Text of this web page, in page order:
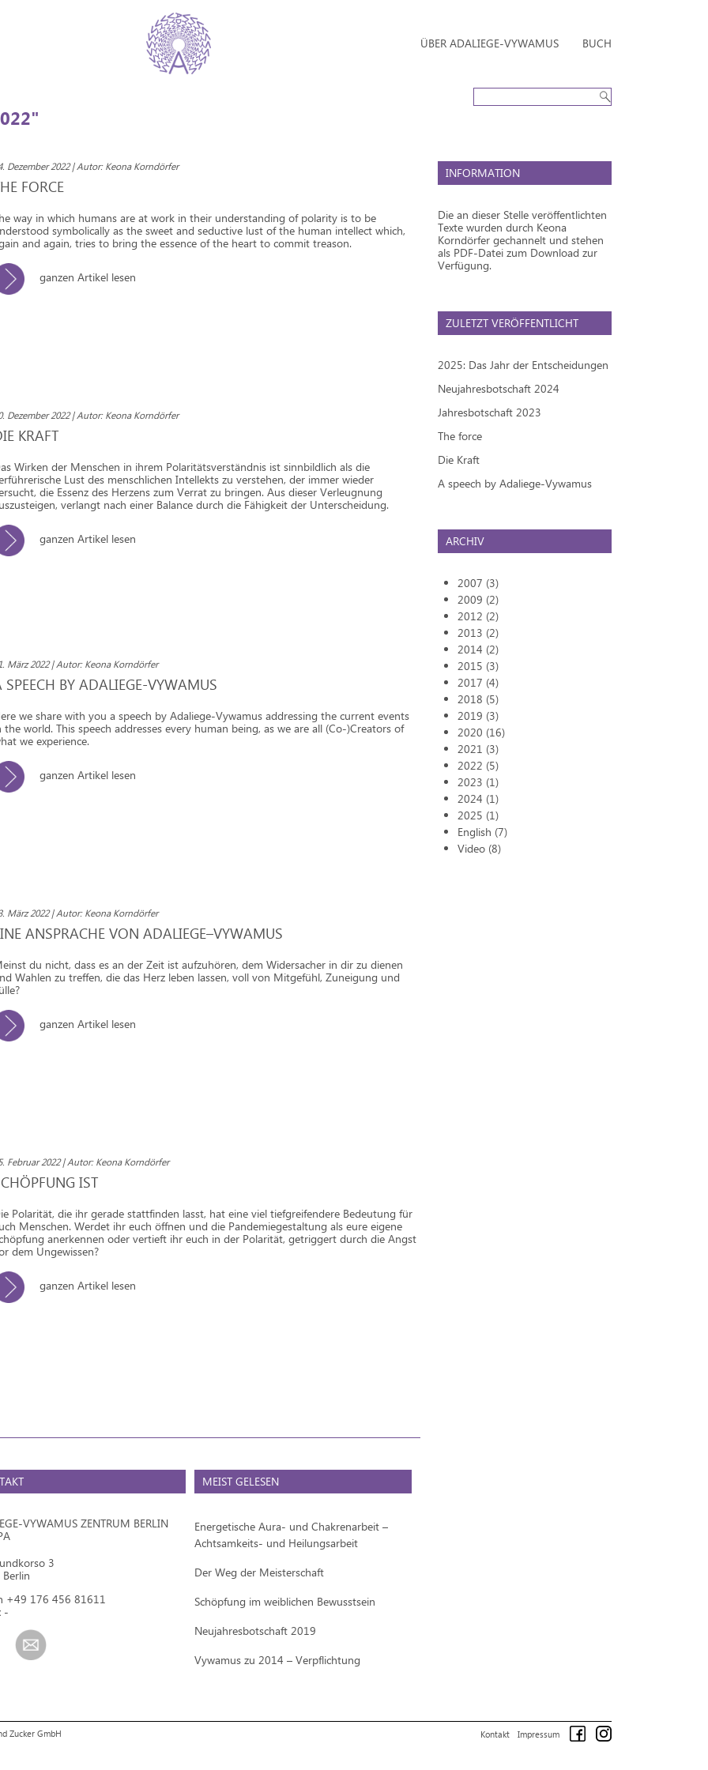
ÜBER ADALIEGE-VYWAMUS BUCH
Dezember 2022 | Autor: Keona Korndörfer
FORCE
way in which humans are at work in their understanding of polarity is to be
symbolically as the sweet and seductive lust of the human intellect which,
and again, tries to bring the essence of the heart to commit treason.
ganzen Artikel lesen
Dezember 2022 | Autor: Keona Korndörfer
KRAFT
Wirken der Menschen in ihrem Polaritätsverständnis ist sinnbildlich als die
Lust des menschlichen Intellekts zu verstehen, der immer wieder
die Essenz des Herzens zum Verrat zu bringen. Aus dieser Verleugnung
verlangt nach einer Balance durch die Fähigkeit der Unterscheidung.
ganzen Artikel lesen
März 2022 | Autor: Keona Korndörfer
SPEECH BY ADALIEGE-VYWAMUS
we share with you a speech by Adaliege-Vywamus addressing the current events
the world. This speech addresses every human being, as we are all (Co-)Creators of
we experience.
ganzen Artikel lesen
März 2022 | Autor: Keona Korndörfer
ANSPRACHE VON ADALIEGE–VYWAMUS
du nicht, dass es an der Zeit ist aufzuhören, dem Widersacher in dir zu dienen
Wahlen zu treffen, die das Herz leben lassen, voll von Mitgefühl, Zuneigung und
ganzen Artikel lesen
Februar 2022 | Autor: Keona Korndörfer
IST
Polarität, die ihr gerade stattfinden lasst, hat eine viel tiefgreifendere Bedeutung für
Menschen. Werdet ihr euch öffnen und die Pandemiegestaltung als eure eigene
anerkennen oder vertieft ihr euch in der Polarität, getriggert durch die Angst
dem Ungewissen?
ganzen Artikel lesen
VYWAMUS ZENTRUM BERLIN
3
+49 176 456 81611
-
MEIST GELESEN
Energetische Aura- und Chakrenarbeit –
Achtsamkeits- und Heilungsarbeit
Der Weg der Meisterschaft
Schöpfung im weiblichen Bewusstsein
Neujahresbotschaft 2019
Vywamus zu 2014 – Verpflichtung
INFORMATION
Die an dieser Stelle veröffentlichten
Texte wurden durch Keona
Korndörfer gechannelt und stehen
als PDF-Datei zum Download zur
Verfügung.
ZULETZT VERÖFFENTLICHT
2025: Das Jahr der Entscheidungen
Neujahresbotschaft 2024
Jahresbotschaft 2023
The force
Die Kraft
A speech by Adaliege-Vywamus
ARCHIV
2007 (3)
2009 (2)
2012 (2)
2013 (2)
2014 (2)
2015 (3)
2017 (4)
2018 (5)
2019 (3)
2020 (16)
2021 (3)
2022 (5)
2023 (1)
2024 (1)
2025 (1)
English (7)
Video (8)
Kontakt Impressum
Zucker GmbH